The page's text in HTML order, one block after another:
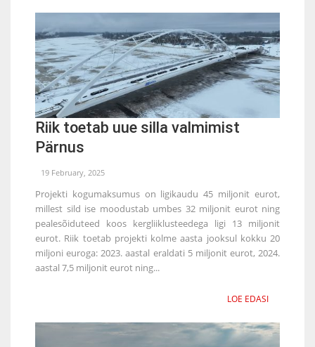
Riik toetab uue silla valmimist
Pärnus
19 February, 2025
Projekti kogumaksumus on ligikaudu 45 miljonit eurot,
millest sild ise moodustab umbes 32 miljonit eurot ning
pealesõiduteed koos kergliiklusteedega ligi 13 miljonit
eurot. Riik toetab projekti kolme aasta jooksul kokku 20
miljoni euroga: 2023. aastal eraldati 5 miljonit eurot, 2024.
aastal 7,5 miljonit eurot ning...
LOE EDASI